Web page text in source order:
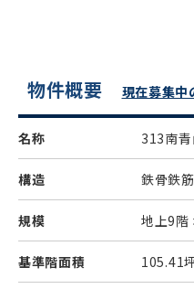
物件概要 現在募集
名称 313南
構造 鉄骨鉄
規模 地上9階
基準階面積 105.41